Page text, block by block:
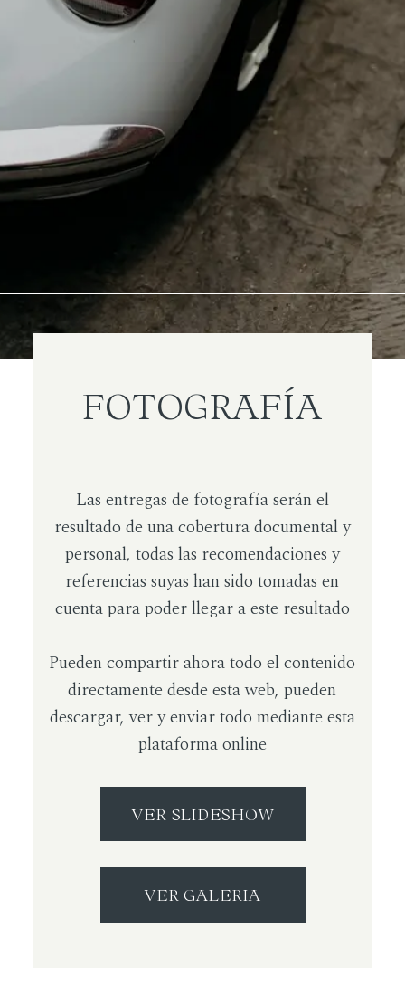
FOTOGRAFÍA
Las entregas de fotografía serán el
resultado de una cobertura documental y
personal, todas las recomendaciones y
referencias suyas han sido tomadas en
cuenta para poder llegar a este resultado
Pueden compartir ahora todo el contenido
directamente desde esta web, pueden
descargar, ver y enviar todo mediante esta
plataforma online
VER SLIDESHOW
VER GALERIA